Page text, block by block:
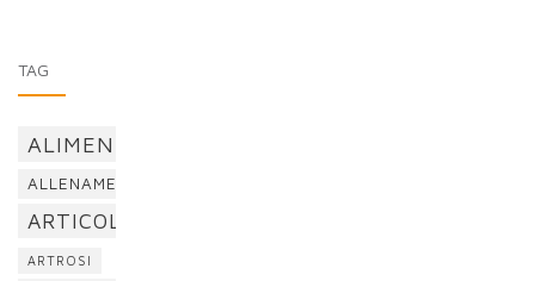
TAG
ALIMENTAZIONE
ALLENAMENTO
ARTICOLAZIONI
ARTROSI